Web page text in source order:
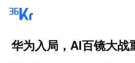
华为入局，AI百镜大战